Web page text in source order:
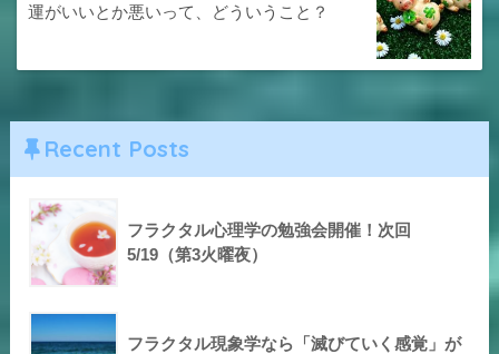
運がいいとか悪いって、どういうこと？
Recent Posts
フラクタル心理学の勉強会開催！次回
5/19（第3火曜夜）
フラクタル現象学なら「滅びていく感覚」が